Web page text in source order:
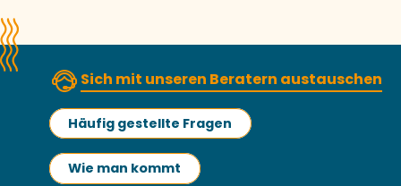
Sich mit unseren Beratern austauschen
Häufig gestellte Fragen
Wie man kommt